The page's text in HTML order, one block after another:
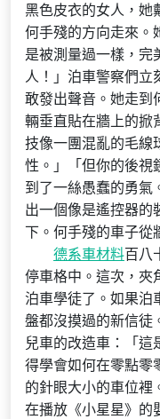
黑色皮衣的女人，她
何手殘的方向走來。
是被測量過一樣，完
人！」泊車警察們立
敢發出聲音。她走到
輛垂直貼在牆上的掀
技像一團混亂的毛線
性。」「但你的後
到了一絲愚蠢的勇氣
出一個像是遙控器的
下。何手殘的車子從
德系車材料百八
停車格中。這次，
泊車學徒了。如果泊
盤都沒摸過的新信徒
兒車的改造車：「這
得學會如何在零點零
的針眼大小的車位裡
在播放《小星星》的